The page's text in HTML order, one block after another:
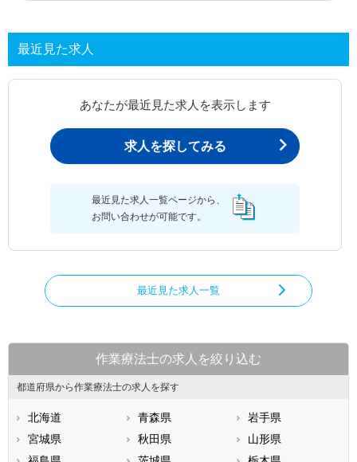
最近見た求人
あなたが最近見た求人を表示します
求人を探してみる
最近見た求人一覧ページから、
お問い合わせが可能です。
最近見た求人一覧
作業療法士の求人を絞り込む
都道府県から作業療法士の求人を探す
北海道 青森県
岩手県
宮城県
秋田県
山形県